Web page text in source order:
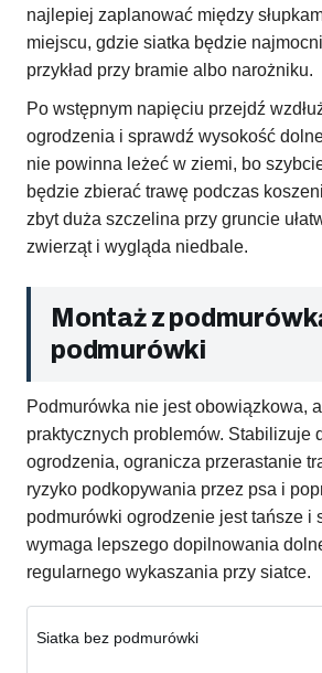
najlepiej zaplanować między
miejscu, gdzie siatka będzie
przykład przy bramie albo narożniku.
Po wstępnym napięciu przejdź
ogrodzenia i sprawdź wysokość
nie powinna leżeć w ziemi, bo
będzie zbierać trawę podczas
zbyt duża szczelina przy gruncie
zwierząt i wygląda niedbale.
Montaż z
podmurówki
Podmurówka nie jest obowiązkowa,
praktycznych problemów. Stabilizuje
ogrodzenia, ogranicza przerastanie
ryzyko podkopywania przez psa i
podmurówki ogrodzenie jest tańsze i
wymaga lepszego dopilnowania
regularnego wykaszania przy siatce.
Siatka bez podmurówki